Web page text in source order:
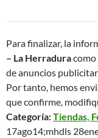
Para finalizar, la
– La Herraduracomo
de anuncios
Por tanto, hemos
que confirme,
Categoría:Tiendas,
17ago14;mhdls